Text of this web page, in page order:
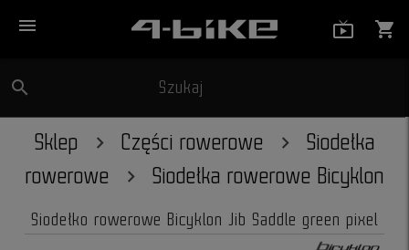
menu shopping_cart
search Szukaj
Sklep Części rowerowe
Siodełka
rowerowe
Siodełka rowerowe Bicyklon
Siodełko rowerowe Bicyklon Jib Saddle green pixel